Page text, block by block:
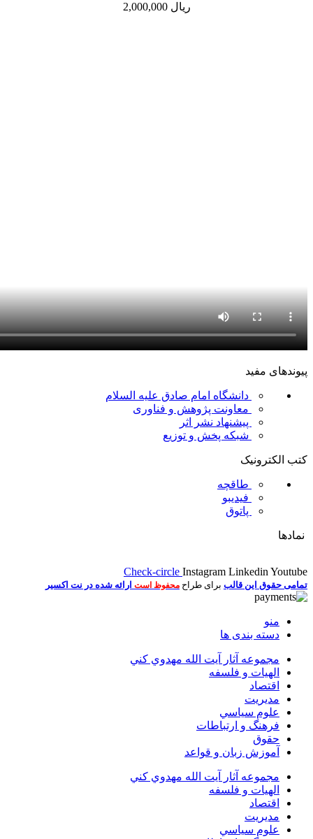
ریال 2,000,000
پیوندهای مفید
دانشگاه امام صادق علیه السلام
معاونت پژوهش و فناوری
پیشنهاد نشر اثر
شبکه پخش و توزیع
کتب الکترونیک
طاقچه
فیدیبو
پاتوق
نمادها
Check-circle Instagram Linkedin Youtube
تمامی حقوق این قالب برای طراح محفوظ است ارائه شده در نت اکسیر
منو
دسته بندی ها
مجموعه آثار آيت الله مهدوي كني
الهیات و فلسفه
اقتصاد
مديريت
علوم سياسي
فرهنگ و ارتباطات
حقوق
آموزش زبان و قواعد
مجموعه آثار آيت الله مهدوي كني
الهیات و فلسفه
اقتصاد
مديريت
علوم سياسي